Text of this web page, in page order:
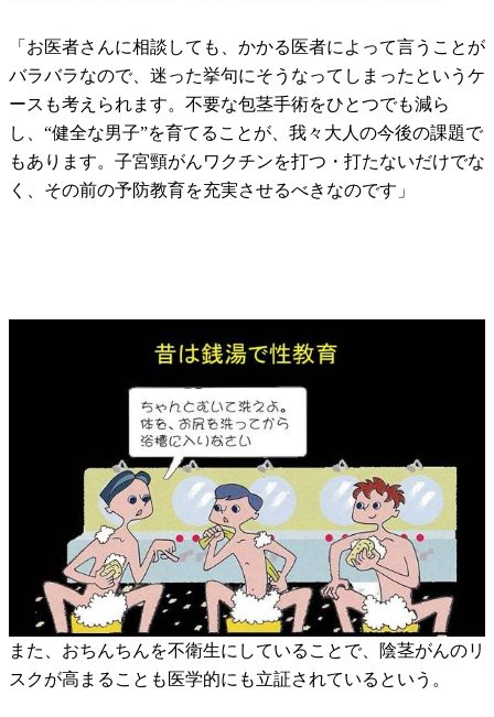
「お医者さんに相談しても、かかる医者によって言うことが
バラバラなので、迷った挙句にそうなってしまったというケ
ースも考えられます。不要な包茎手術をひとつでも減ら
し、“健全な男子”を育てることが、我々大人の今後の課題で
もあります。子宮頸がんワクチンを打つ・打たないだけでな
く、その前の予防教育を充実させるべきなのです」
また、おちんちんを不衛生にしていることで、陰茎がんのリ
スクが高まることも医学的にも立証されているという。